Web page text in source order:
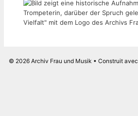
© 2026 Archiv Frau und Musik • Construit avec